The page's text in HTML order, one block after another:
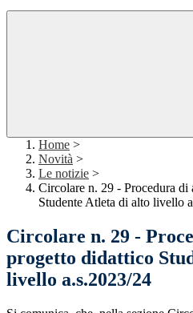
Home >
Novità >
Le notizie >
Circolare n. 29 - Procedura di
Studente Atleta di alto livello
Circolare n. 29 -
progetto didattico
livello a.s.2023/24